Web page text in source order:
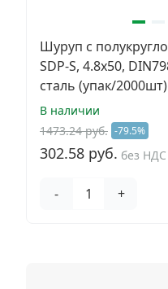
Шуруп с
SDP-S, 4.8х50,
сталь (упак/2000шт)
В наличии
1473.24 руб. -79.5%
302.58 руб. без НДС
- +